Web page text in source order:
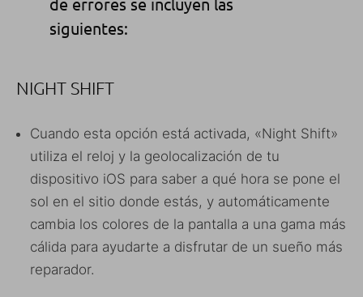
siguientes:
NIGHT SHIFT
Cuando esta opción está activada, «Night Shift»
utiliza el reloj y la geolocalización de tu
dispositivo iOS para saber a qué hora se pone el
sol en el sitio donde estás, y automáticamente
cambia los colores de la pantalla a una gama más
cálida para ayudarte a disfrutar de un sueño más
reparador.